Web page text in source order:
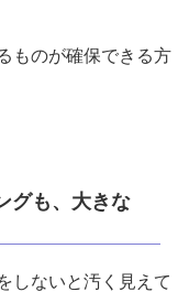
ものが確保できる方
グも、大きな
しないと汚く見えて